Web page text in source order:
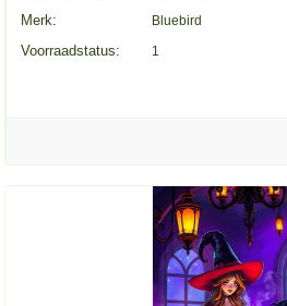
Merk: Bluebird
Voorraadstatus: 1